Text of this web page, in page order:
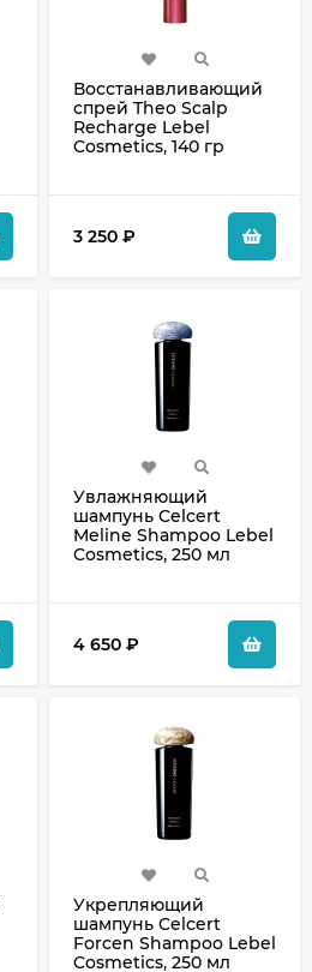
Восстанавливающий
спрей Theo Scalp
Recharge Lebel
Cosmetics, 140 гр
3 250 ₽
Увлажняющий
шампунь Celcert
Meline Shampoo Lebel
Cosmetics, 250 мл
4 650 ₽
Укрепляющий
шампунь Celcert
Forcen Shampoo Lebel
Cosmetics, 250 мл